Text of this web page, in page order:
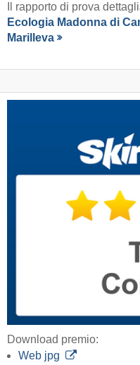
Il rapporto di prova
Ecologia Madonna di
Marilleva
Download premio:
Web jpg